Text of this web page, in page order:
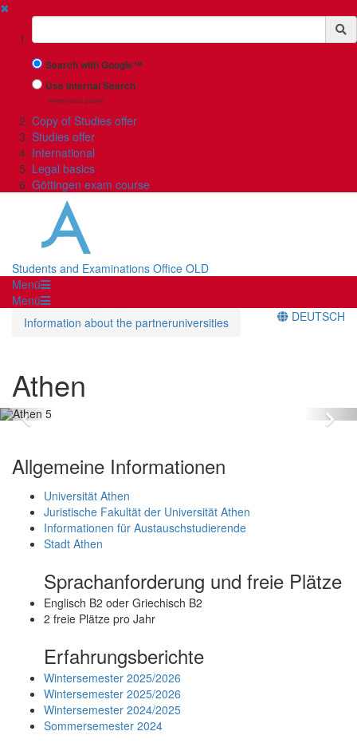
✖
Suchbegriff
Search with Google™
Use Internal Search
(limited result quality)
Copy of Studies offer
Studies offer
International
Legal basics
Göttingen exam course
Students and Examinations Office OLD
Menü
Menü
Information about the partneruniversities
DEUTSCH
Athen
Zurück
Allgemeine Informationen
Universität Athen
Juristische Fakultät der Universität Athen
Informationen für Austauschstudierende
Stadt Athen
Sprachanforderung und freie Plätze
Englisch B2 oder Griechisch B2
2 freie Plätze pro Jahr
Erfahrungsberichte
Wintersemester 2025/2026
Wintersemester 2025/2026
Wintersemester 2024/2025
Sommersemester 2024